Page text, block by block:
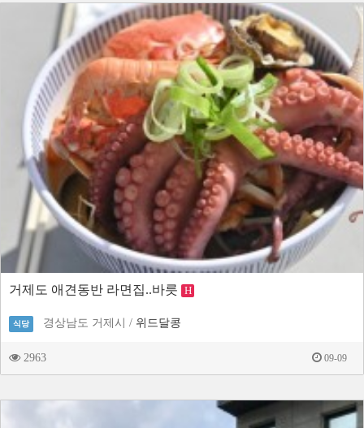
거제도 애견동반 라면집..바릇 H
식당 경상남도 거제시 / 위드달콩
2963 09-09